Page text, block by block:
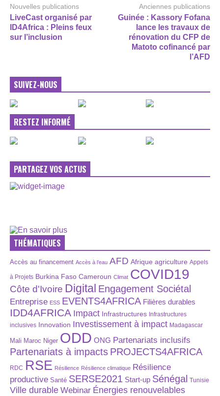
Nouvelles publications
LiveCast organisé par
ID4Africa : Pleins feux
sur l’inclusion
Anciennes publications
Guinée : Kassory Fofana
lance les travaux de
rénovation du CFP de
Matoto cofinancé par
l’AFD
SUIVEZ-NOUS
RESTEZ INFORMÉ
PARTAGEZ VOS ACTUS
THÉMATIQUES
Accès au financement Accès à l’eau AFD Afrique agriculture Appels
à Projets Burkina Faso Cameroun Climat COVID19
Côte d'Ivoire Digital Engagement Sociétal
Entreprise ESS EVENTS4AFRICA Filières durables
IDD4AFRICA Impact Infrastructures Infrastructures
inclusives Innovation Investissement à impact Madagascar
Mali Maroc Niger ODD ONG Partenariats inclusifs
Partenariats à impacts PROJECTS4AFRICA
RDC RSE Résilience Résilience climatique Résilience
productive Santé SERSE2021 Start-up Sénégal Tunisie
Ville durable Webinar Énergies renouvelables